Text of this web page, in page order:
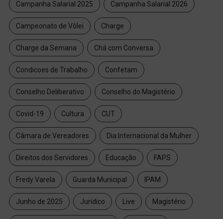
Campanha Salarial 2025 Campanha Salarial 2026
Campeonato de Vôlei Charge
Charge da Semana Chá com Conversa
Condicoes de Trabalho Confetam
Conselho Deliberativo Conselho do Magistério
Covid-19 Cultura CUT
Câmara de Vereadores Dia Internacional da Mulher
Direitos dos Servidores Educação FAPS
Fredy Varela Guarda Municipal IPAM
Junho de 2025 Jurídico Live Magistério